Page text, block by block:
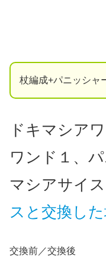
杖編成+パニッシャ
ドキマシア
ワンド１、
マシアサイ
スと交換し
交換前／交換後